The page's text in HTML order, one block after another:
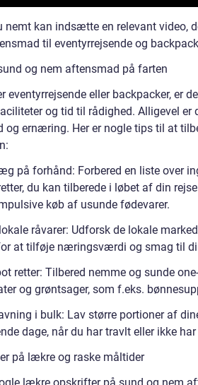
nemt kan indsætte en relevant video,
til eventyrrejsende og
og nem aftensmad på farten
eventyrrejsende eller backpacker, er
og tid til rådighed. Alligevel er
og ernæring. Her er nogle tips til at
på forhånd: Forbered en liste over
du kan tilberede i løbet af din
køb af usunde fødevarer.
råvarer: Udforsk de lokale
at tilføje næringsværdi og smag til
retter: Tilbered nemme og sunde
og grøntsager, som f.eks.
i bulk: Lav større portioner af
dage, når du har travlt eller ikke
på lækre og raske måltider